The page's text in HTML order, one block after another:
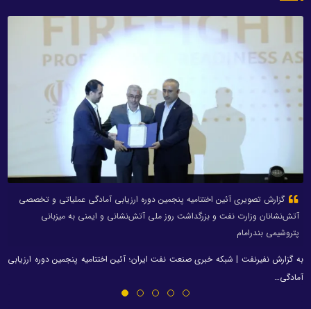
گزارش تصویری آئین اختتامیه پنجمین دوره ارزیابی آمادگی عملیاتی و تخصصی
آتش‌نشانان وزارت نفت و بزرگداشت روز ملی آتش‌نشانی و ایمنی به میزبانی
پتروشیمی بندرامام
به گزارش نفیرنفت | شبکه خبری صنعت نفت ایران؛ آئین اختتامیه پنجمین دوره ارزیابی
آمادگی…